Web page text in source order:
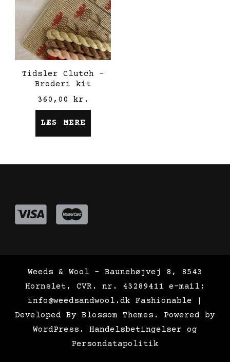
Tidsler Clutch –
Broderi kit
360,00 kr.
LÆS MERE
Weeds & Wool - Baunehøjvej 8, 8543
Hornslet, CVR. nr. 43289411 e-mail:
info@weedsandwool.dk Fashionable |
Developed By Blossom Themes . Powered by
WordPress . Handelsbetingelser og
Persondatapolitik